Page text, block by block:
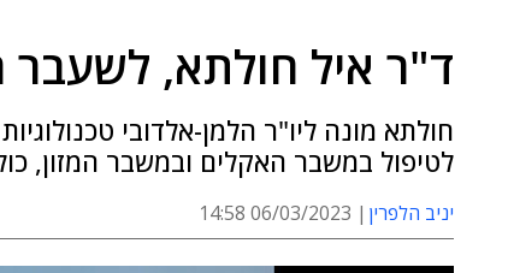
ד"ר איל חולתא,
חולתא מונה ליו"ר הלמן-אלדובי
לטיפול במשבר האקלים ובמשבר המזון,
יניב הלפרין 06/03/2023 14:58